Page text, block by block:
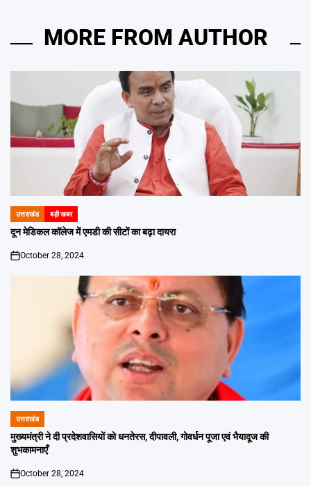
MORE FROM AUTHOR
POSTED
IN
उत्तराखंड बड़ी खबर
दून मेडिकल कॉलेज में एमडी की सीटों का बढ़ा दायरा
on
October 28, 2024
POSTED
IN
उत्तराखंड
मुख्यमंत्री ने दी प्रदेशवासियों को धनतेरस, दीपावली, गोवर्धन पूजा एवं भैयादूज की
शुभकामनाएँ
on
October 28, 2024